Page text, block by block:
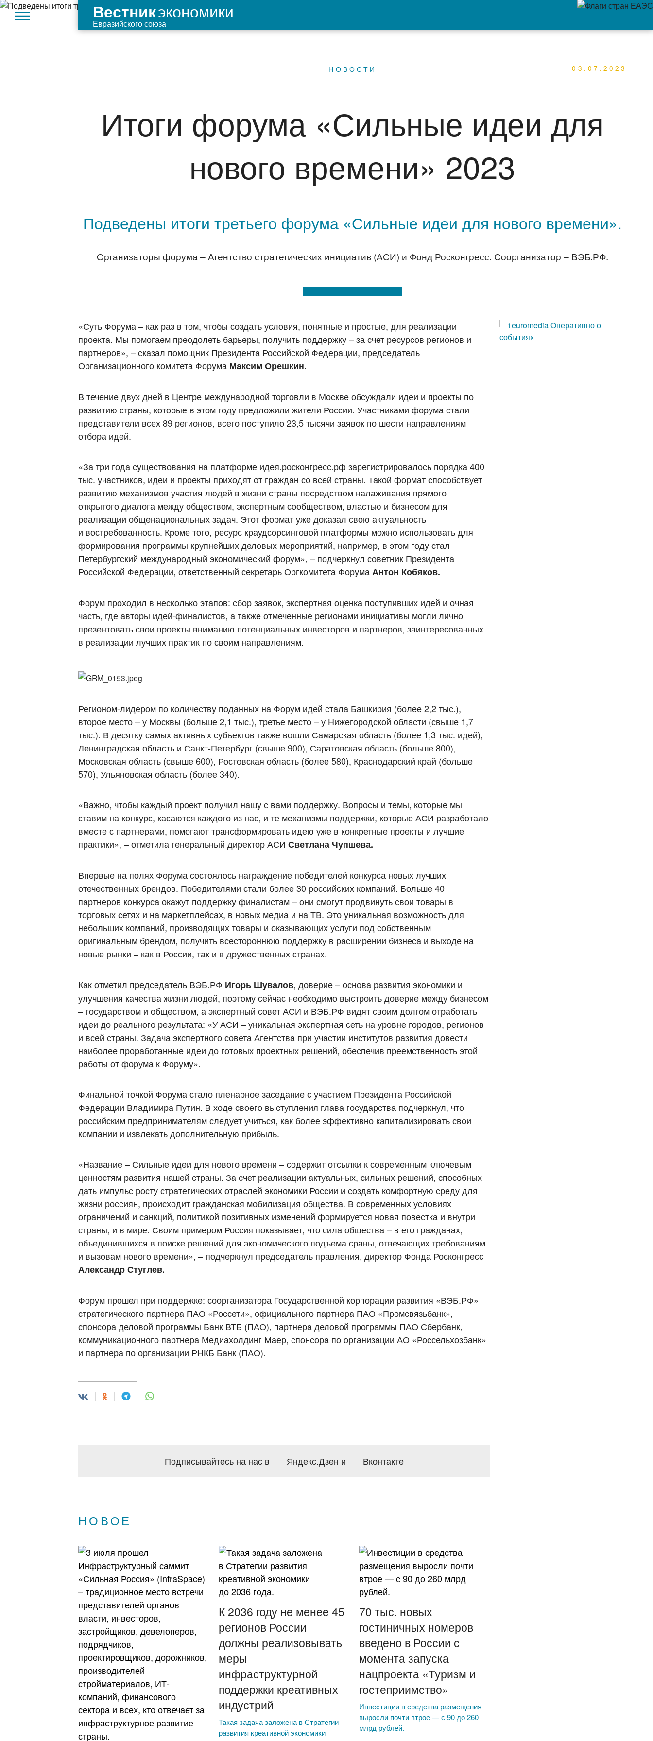
Вестникэкономики
Евразийского союза
НОВОСТИ 03.07.2023
Итоги форума «Сильные идеи для
нового времени» 2023
Подведены итоги третьего форума «Сильные идеи для нового времени».
Организаторы форума – Агентство стратегических инициатив (АСИ) и Фонд Росконгресс. Соорганизатор – ВЭБ.РФ.
«Суть Форума – как раз в том, чтобы создать условия, понятные и простые, для реализации
проекта. Мы помогаем преодолеть барьеры, получить поддержку – за счет ресурсов регионов и
партнеров», – сказал помощник Президента Российской Федерации, председатель
Организационного комитета Форума Максим Орешкин.
В течение двух дней в Центре международной торговли в Москве обсуждали идеи и проекты по
развитию страны, которые в этом году предложили жители России. Участниками форума стали
представители всех 89 регионов, всего поступило 23,5 тысячи заявок по шести направлениям
отбора идей.
«За три года существования на платформе идея.росконгресс.рф зарегистрировалось порядка 400
тыс. участников, идеи и проекты приходят от граждан со всей страны. Такой формат способствует
развитию механизмов участия людей в жизни страны посредством налаживания прямого
открытого диалога между обществом, экспертным сообществом, властью и бизнесом для
реализации общенациональных задач. Этот формат уже доказал свою актуальность
и востребованность. Кроме того, ресурс краудсорсинговой платформы можно использовать для
формирования программы крупнейших деловых мероприятий, например, в этом году стал
Петербургский международный экономический форум», – подчеркнул советник Президента
Российской Федерации, ответственный секретарь Оргкомитета Форума Антон Кобяков.
Форум проходил в несколько этапов: сбор заявок, экспертная оценка поступивших идей и очная
часть, где авторы идей-финалистов, а также отмеченные регионами инициативы могли лично
презентовать свои проекты вниманию потенциальных инвесторов и партнеров, заинтересованных
в реализации лучших практик по своим направлениям.
Регионом-лидером по количеству поданных на Форум идей стала Башкирия (более 2,2 тыс.),
второе место – у Москвы (больше 2,1 тыс.), третье место – у Нижегородской области (свыше 1,7
тыс.). В десятку самых активных субъектов также вошли Самарская область (более 1,3 тыс. идей),
Ленинградская область и Санкт-Петербург (свыше 900), Саратовская область (больше 800),
Московская область (свыше 600), Ростовская область (более 580), Краснодарский край (больше
570), Ульяновская область (более 340).
«Важно, чтобы каждый проект получил нашу с вами поддержку. Вопросы и темы, которые мы
ставим на конкурс, касаются каждого из нас, и те механизмы поддержки, которые АСИ разработало
вместе с партнерами, помогают трансформировать идею уже в конкретные проекты и лучшие
практики», – отметила генеральный директор АСИСветлана Чупшева.
Впервые на полях Форума состоялось награждение победителей конкурса новых лучших
отечественных брендов. Победителями стали более 30 российских компаний. Больше 40
партнеров конкурса окажут поддержку финалистам – они смогут продвинуть свои товары в
торговых сетях и на маркетплейсах, в новых медиа и на ТВ. Это уникальная возможность для
небольших компаний, производящих товары и оказывающих услуги под собственным
оригинальным брендом, получить всестороннюю поддержку в расширении бизнеса и выходе на
новые рынки – как в России, так и в дружественных странах.
Как отметил председатель ВЭБ.РФ Игорь Шувалов, доверие – основа развития экономики и
улучшения качества жизни людей, поэтому сейчас необходимо выстроить доверие между бизнесом
– государством и обществом, а экспертный совет АСИ и ВЭБ.РФ видят своим долгом отработать
идеи до реального результата: «У АСИ – уникальная экспертная сеть на уровне городов, регионов
и всей страны. Задача экспертного совета Агентства при участии институтов развития довести
наиболее проработанные идеи до готовых проектных решений, обеспечив преемственность этой
работы от форума к Форуму».
Финальной точкой Форума стало пленарное заседание с участием Президента Российской
Федерации Владимира Путин. В ходе своего выступления глава государства подчеркнул, что
российским предпринимателям следует учиться, как более эффективно капитализировать свои
компании и извлекать дополнительную прибыль.
«Название – Сильные идеи для нового времени – содержит отсылки к современным ключевым
ценностям развития нашей страны. За счет реализации актуальных, сильных решений, способных
дать импульс росту стратегических отраслей экономики России и создать комфортную среду для
жизни россиян, происходит гражданская мобилизация общества. В современных условиях
ограничений и санкций, политикой позитивных изменений формируется новая повестка и внутри
страны, и в мире. Своим примером Россия показывает, что сила общества – в его гражданах,
объединившихся в поиске решений для экономического подъема сраны, отвечающих требованиям
и вызовам нового времени», – подчеркнул председатель правления, директор Фонда Росконгресс
Александр Стуглев.
Форум прошел при поддержке: соорганизатора Государственной корпорации развития «ВЭБ.РФ»
стратегического партнера ПАО «Россети», официального партнера ПАО «Промсвязьбанк»,
спонсора деловой программы Банк ВТБ (ПАО), партнера деловой программы ПАО Сбербанк,
коммуникационного партнера Медиахолдинг Маер, спонсора по организации АО «Россельхозбанк»
и партнера по организации РНКБ Банк (ПАО).
Подписывайтесь на нас в Яндекс.Дзен и Вконтакте
НОВОЕ
К 2036 году не менее 45
регионов России
должны реализовывать
меры
инфраструктурной
поддержки креативных
индустрий
Такая задача заложена в Стратегии
развития креативной экономики
70 тыс. новых
гостиничных номеров
введено в России с
момента запуска
нацпроекта «Туризм и
гостеприимство»
Инвестиции в средства размещения
выросли почти втрое — с 90 до 260
млрд рублей.